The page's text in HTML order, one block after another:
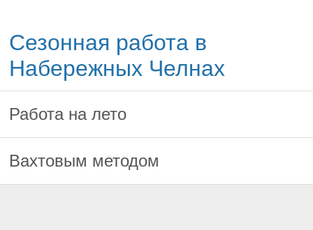
Сезонная работа в
Набережных Челнах
Работа на лето
Вахтовым методом